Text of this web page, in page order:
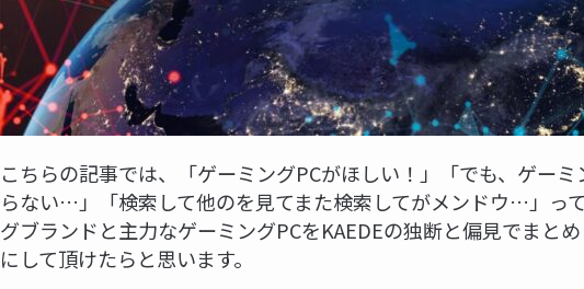
こちらの記事では、「ゲーミングPCがほしい！」「でも、ゲー
らない…」「検索して他のを見てまた検索してがメンドウ…」っ
グブランドと主力なゲーミングPCをKAEDEの独断と偏見でまと
にして頂けたらと思います。